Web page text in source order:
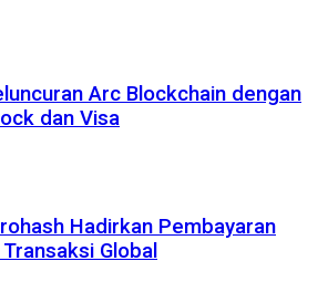
Arc Blockchain dengan
dan Visa
Hadirkan Pembayaran
Global